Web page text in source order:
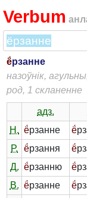
Verbum
ё́рзанне
назоўнік,
род, 1 скланенне
адз.
Н. ё́рзанне ё́
Р.
ё́рзання ё́
Д. ё́рзанню ё́
В. ё́рзанне ё́